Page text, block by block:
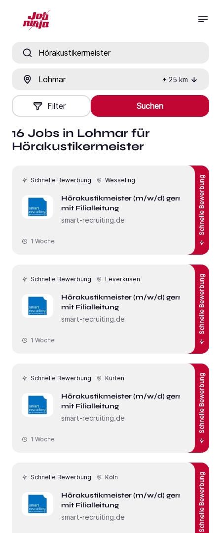
+ 25 km
Filter Suchen
16 Jobs in Lohmar für
Hörakustikermeister
Schnelle Bewerbung Wesseling
Hörakustikmeister (m/w/d) gerne
mit Filialleitung
smart-recruiting.de
Schnelle Bewerbung
1 Woche
Schnelle Bewerbung Leverkusen
Hörakustikmeister (m/w/d) gerne
mit Filialleitung
smart-recruiting.de
Schnelle Bewerbung
1 Woche
Schnelle Bewerbung Kürten
Hörakustikmeister (m/w/d) gerne
mit Filialleitung
smart-recruiting.de
Schnelle Bewerbung
1 Woche
Schnelle Bewerbung Köln
Hörakustikmeister (m/w/d) gerne
mit Filialleitung
smart-recruiting.de
Schnelle Bewerbung